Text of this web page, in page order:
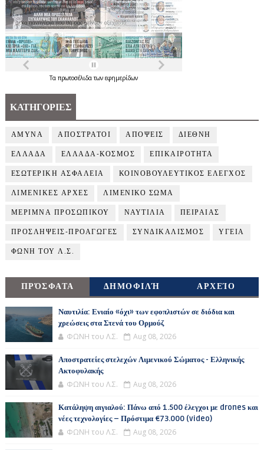
Τα πρωτοσέλιδατων εφημερίδων
ΚΑΤΗΓΟΡΙΕΣ
ΑΜΥΝΑ ΑΠΟΣΤΡΑΤΟΙ ΑΠΟΨΕΙΣ ΔΙΕΘΝΗ
ΕΛΛΑΔΑ ΕΛΛΑΔΑ-ΚΟΣΜΟΣ ΕΠΙΚΑΙΡΟΤΗΤΑ
ΕΣΩΤΕΡΙΚΗ ΑΣΦΑΛΕΙΑ ΚΟΙΝΟΒΟΥΛΕΥΤΙΚΟΣ ΕΛΕΓΧΟΣ
ΛΙΜΕΝΙΚΕΣ ΑΡΧΕΣ ΛΙΜΕΝΙΚΟ ΣΩΜΑ
ΜΕΡΙΜΝΑ ΠΡΟΣΩΠΙΚΟΥ ΝΑΥΤΙΛΙΑ ΠΕΙΡΑΙΑΣ
ΠΡΟΣΛΗΨΕΙΣ-ΠΡΟΑΓΩΓΕΣ ΣΥΝΔΙΚΑΛΙΣΜΟΣ ΥΓΕΙΑ
ΦΩΝΗ ΤΟΥ Λ.Σ.
ΠΡΌΣΦΑΤΑ ΔΗΜΟΦΙΛΉ ΑΡΧΕΊΟ
Ναυτιλία: Ενιαίο «όχι» των εφοπλιστών σε διόδια και
χρεώσεις στα Στενά του Ορμούζ
ΦΩΝΗ του Λ.Σ. Aug 08, 2026
Αποστρατείες στελεχών Λιμενικού Σώματος - Ελληνικής
Ακτοφυλακής
ΦΩΝΗ του Λ.Σ. Aug 08, 2026
Κατάληψη αιγιαλού: Πάνω από 1.500 έλεγχοι με drones και
νέες τεχνολογίες – Πρόστιμα €73.000 (video)
ΦΩΝΗ του Λ.Σ. Aug 08, 2026